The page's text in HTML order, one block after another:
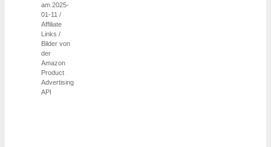
am 2025-
01-11 /
Affiliate
Links /
Bilder von
der
Amazon
Product
Advertising
API